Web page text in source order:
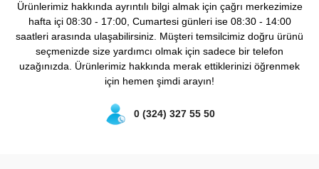
Ürünlerimiz hakkında ayrıntılı bilgi almak için çağrı merkezimize
hafta içi 08:30 - 17:00, Cumartesi günleri ise 08:30 - 14:00
saatleri arasında ulaşabilirsiniz. Müşteri temsilcimiz doğru ürünü
seçmenizde size yardımcı olmak için sadece bir telefon
uzağınızda. Ürünlerimiz hakkında merak ettiklerinizi öğrenmek
için hemen şimdi arayın!
0 (324) 327 55 50